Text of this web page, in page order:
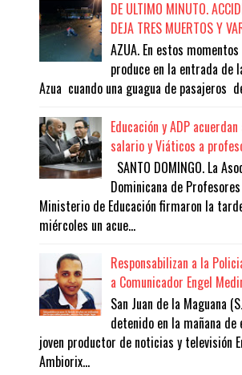
DE ULTIMO MINUTO.
DEJA TRES MUERTOS Y
AZUA. En estos
produce en la entrada de
Azua cuando una guagua de pasajeros
Educación y ADP
salario y Viáticos a
SANTO DOMINGO. La
Dominicana de
Ministerio de Educación firmaron la
miércoles un acue...
Responsabilizan a la
a Comunicador Engel
San Juan de la Maguana
detenido en la mañana de
joven productor de noticias y televisión
Ambiorix...